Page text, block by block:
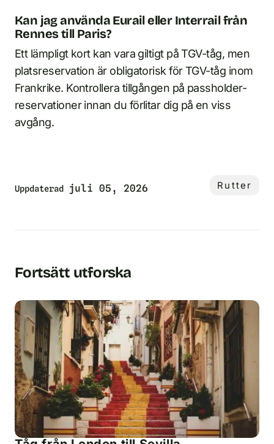
Kan jag använda Eurail eller Interrail från
Rennes till Paris?
Ett lämpligt kort kan vara giltigt på TGV-tåg, men
platsreservation är obligatorisk för TGV-tåg inom
Frankrike. Kontrollera tillgången på passholder-
reservationer innan du förlitar dig på en viss
avgång.
Uppdaterad juli 05, 2026 Rutter
Fortsätt utforska